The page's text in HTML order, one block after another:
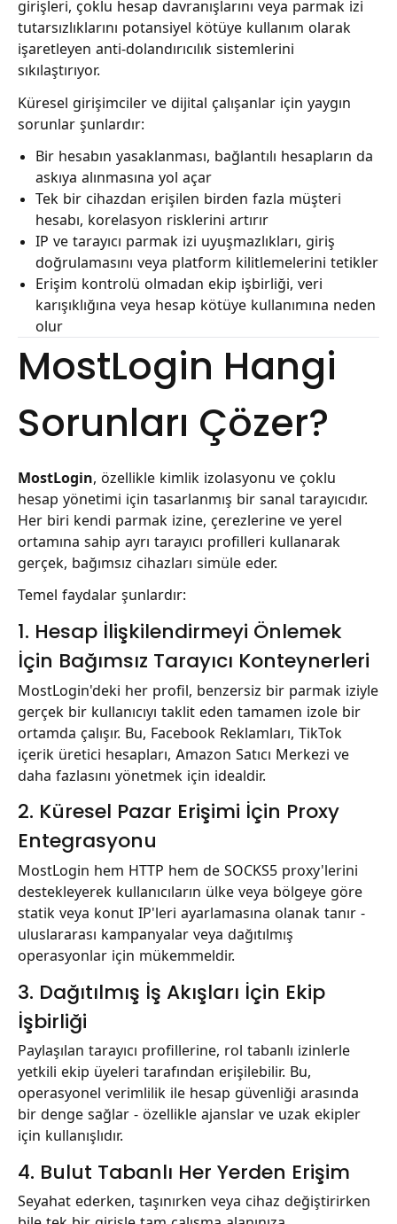
girişleri, çoklu hesap davranışlarını veya parmak izi
tutarsızlıklarını potansiyel kötüye kullanım olarak
işaretleyen anti-dolandırıcılık sistemlerini
sıkılaştırıyor.
Küresel girişimciler ve dijital çalışanlar için yaygın
sorunlar şunlardır:
Bir hesabın yasaklanması, bağlantılı hesapların da
askıya alınmasına yol açar
Tek bir cihazdan erişilen birden fazla müşteri
hesabı, korelasyon risklerini artırır
IP ve tarayıcı parmak izi uyuşmazlıkları, giriş
doğrulamasını veya platform kilitlemelerini tetikler
Erişim kontrolü olmadan ekip işbirliği, veri
karışıklığına veya hesap kötüye kullanımına neden
olur
MostLogin Hangi
Sorunları Çözer?
MostLogin, özellikle kimlik izolasyonu ve çoklu
hesap yönetimi için tasarlanmış bir sanal tarayıcıdır.
Her biri kendi parmak izine, çerezlerine ve yerel
ortamına sahip ayrı tarayıcı profilleri kullanarak
gerçek, bağımsız cihazları simüle eder.
Temel faydalar şunlardır:
1. Hesap İlişkilendirmeyi Önlemek
İçin Bağımsız Tarayıcı Konteynerleri
MostLogin'deki her profil, benzersiz bir parmak iziyle
gerçek bir kullanıcıyı taklit eden tamamen izole bir
ortamda çalışır. Bu, Facebook Reklamları, TikTok
içerik üretici hesapları, Amazon Satıcı Merkezi ve
daha fazlasını yönetmek için idealdir.
2. Küresel Pazar Erişimi İçin Proxy
Entegrasyonu
MostLogin hem HTTP hem de SOCKS5 proxy'lerini
destekleyerek kullanıcıların ülke veya bölgeye göre
statik veya konut IP'leri ayarlamasına olanak tanır -
uluslararası kampanyalar veya dağıtılmış
operasyonlar için mükemmeldir.
3. Dağıtılmış İş Akışları İçin Ekip
İşbirliği
Paylaşılan tarayıcı profillerine, rol tabanlı izinlerle
yetkili ekip üyeleri tarafından erişilebilir. Bu,
operasyonel verimlilik ile hesap güvenliği arasında
bir denge sağlar - özellikle ajanslar ve uzak ekipler
için kullanışlıdır.
4. Bulut Tabanlı Her Yerden Erişim
Seyahat ederken, taşınırken veya cihaz değiştirirken